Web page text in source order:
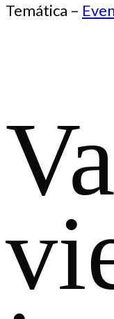
Temática –